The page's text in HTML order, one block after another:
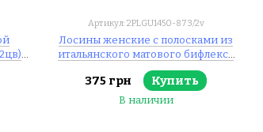
Артикул: 2PLGU1450-873/2v
Лосины женские с полосками из
итальянского матового бифлекса
42-44 "LOUIS" недорого от прямого
поставщика
375 грн Купить
В наличии